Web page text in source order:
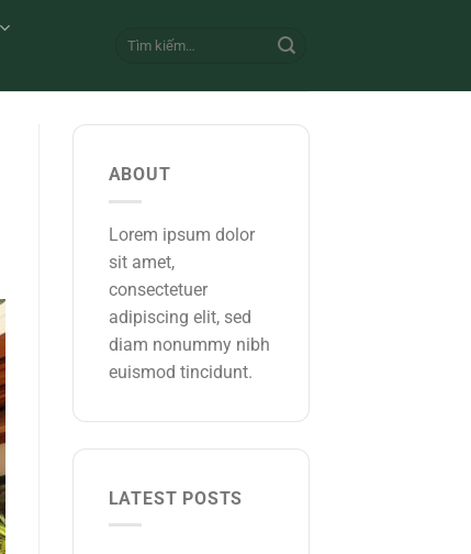
ABOUT
Lorem ipsum dolor
sit amet,
consectetuer
adipiscing elit, sed
diam nonummy nibh
euismod tincidunt.
LATEST POSTS